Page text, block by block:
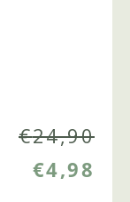
€24,90
€4,98